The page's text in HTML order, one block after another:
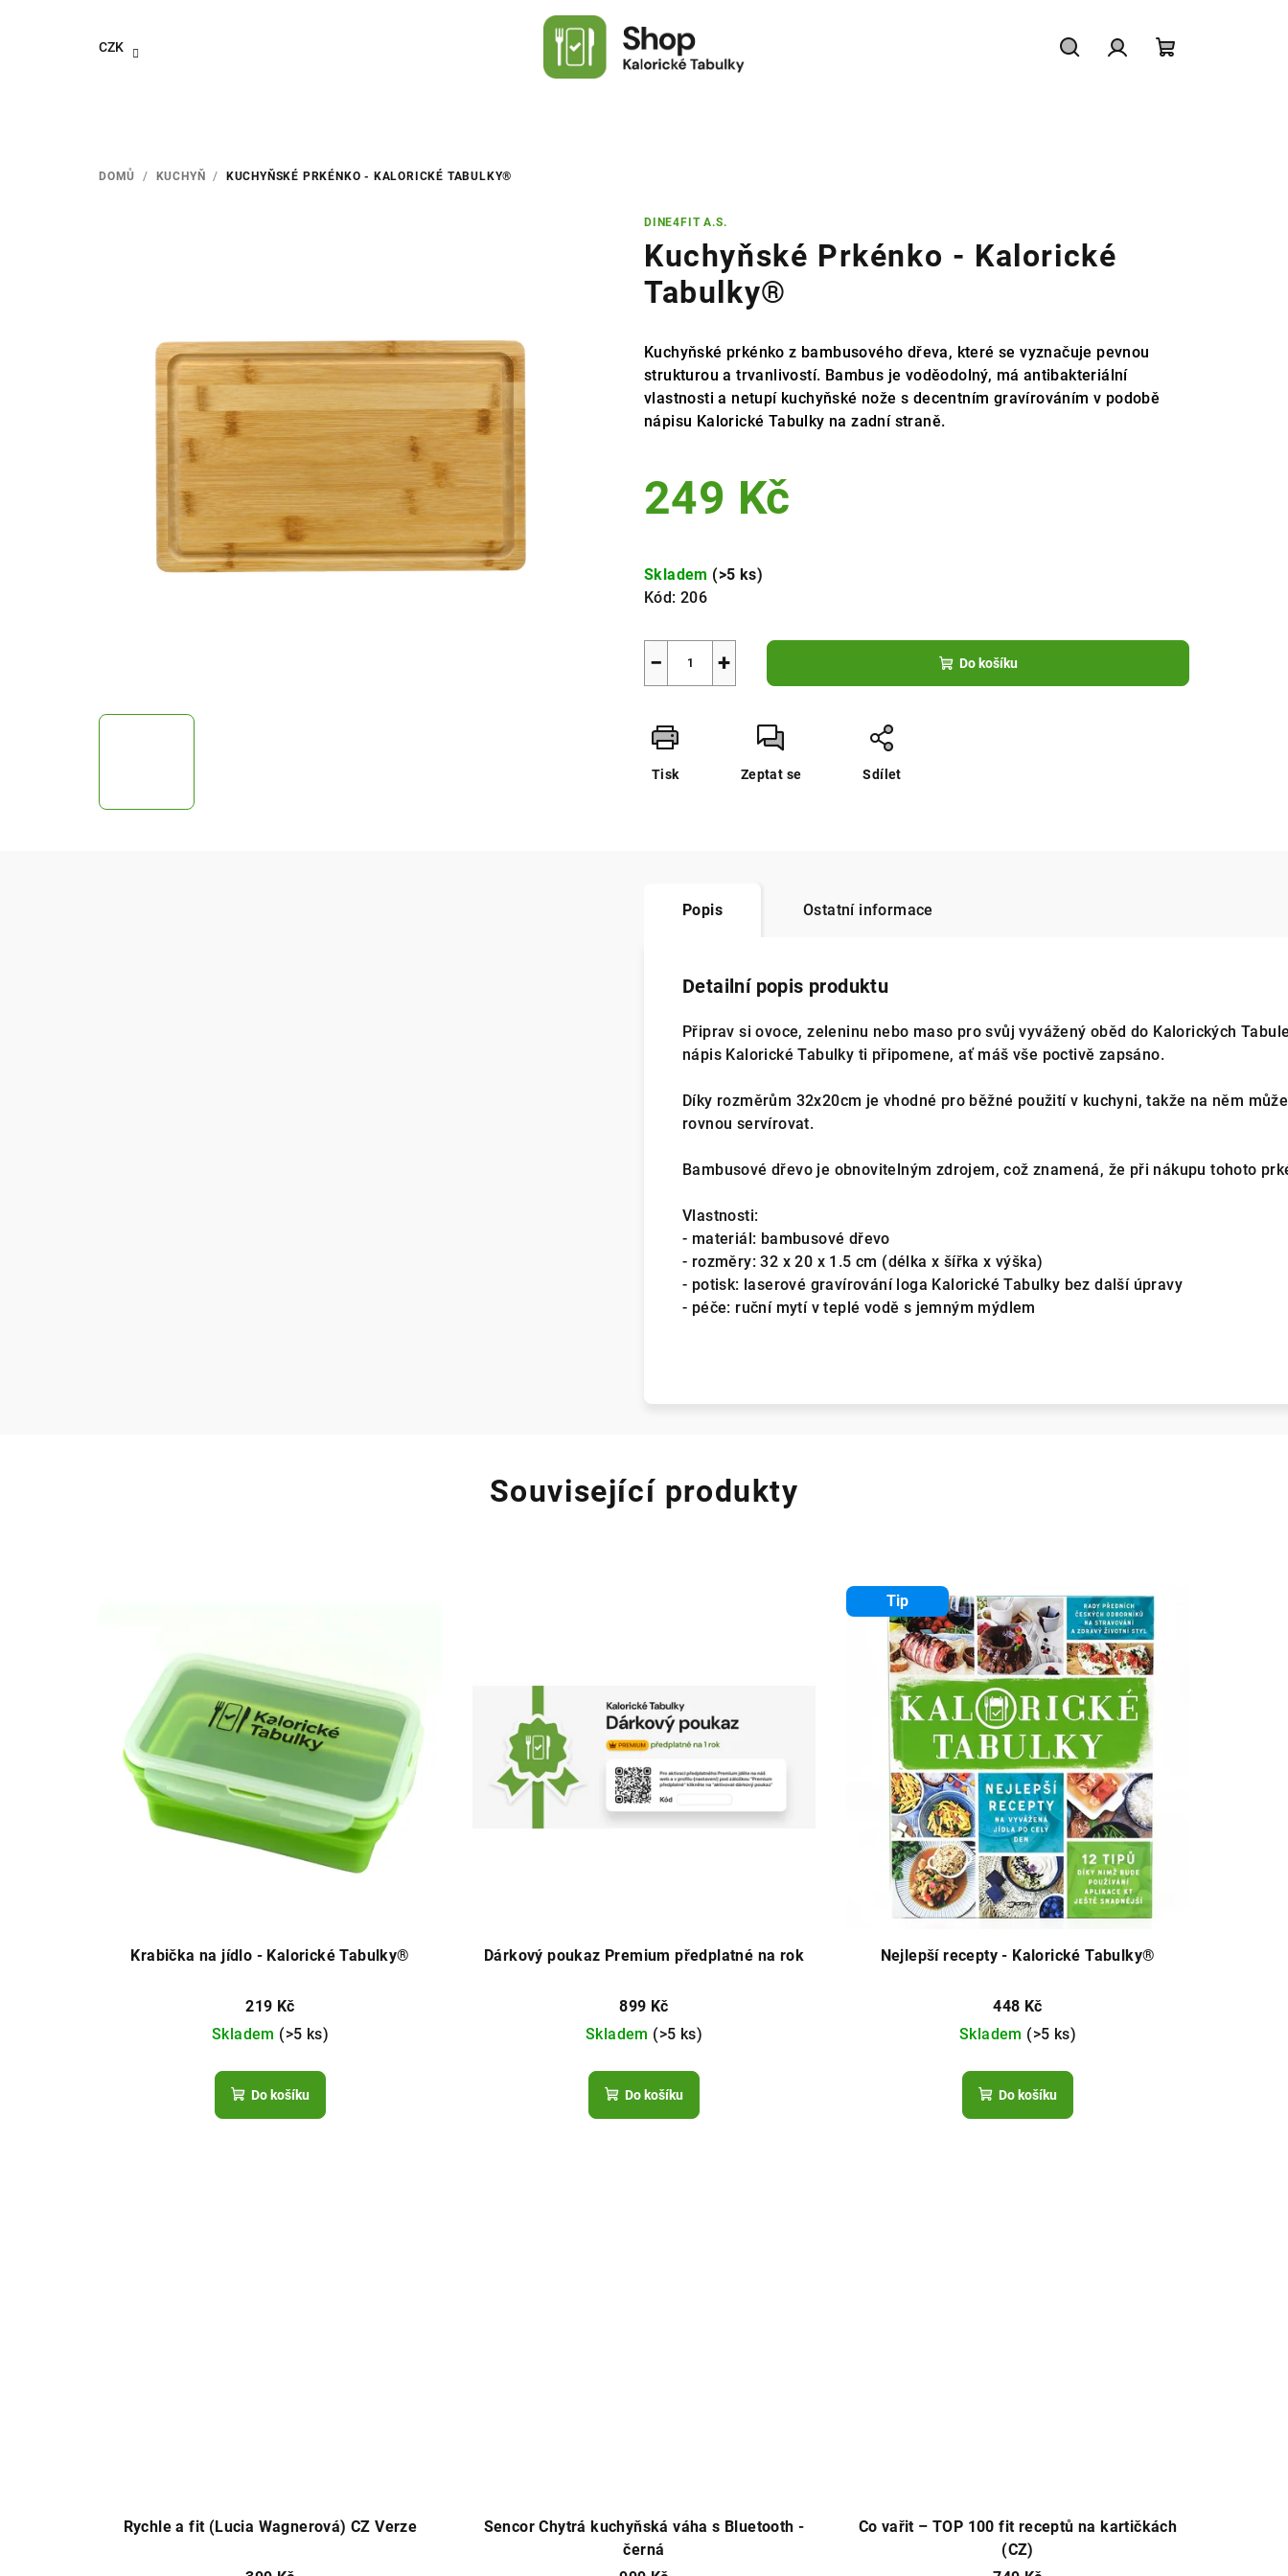
CZK
DOMŮ / KUCHYŇ / KUCHYŇSKÉ PRKÉNKO - KALORICKÉ TABULKY®
DINE4FIT A.S.
Kuchyňské Prkénko - Kalorické
Tabulky®
Kuchyňské prkénko z bambusového dřeva, které se vyznačuje pevnou
strukturou a trvanlivostí. Bambus je voděodolný, má antibakteriální
vlastnosti a netupí kuchyňské nože s decentním gravírováním v podobě
nápisu Kalorické Tabulky na zadní straně.
249 Kč
cena:
Skladem (>5 ks)
Kód: 206
+
− Do košíku
Tisk Zeptat se Sdílet
Popis Ostatní informace
Detailní popis produktu
Připrav si ovoce, zeleninu nebo maso pro svůj vyvážený oběd do Kalorických
nápis Kalorické Tabulky ti připomene, ať máš vše poctivě zapsáno.
Díky rozměrům 32x20cm je vhodné pro běžné použití v kuchyni, takže na něm
rovnou servírovat.
Bambusové dřevo je obnovitelným zdrojem, což znamená, že při nákupu tohoto
Vlastnosti:
- materiál: bambusové dřevo
- rozměry: 32 x 20 x 1.5 cm (délka x šířka x výška)
- potisk: laserové gravírování loga Kalorické Tabulky bez další úpravy
- péče: ruční mytí v teplé vodě s jemným mýdlem
Související produkty
Krabička na jídlo - Kalorické Tabulky®
219 Kč
Skladem (>5 ks)
Do košíku
Dárkový poukaz Premium předplatné na rok
899 Kč
Skladem (>5 ks)
Do košíku
Tip
Nejlepší recepty - Kalorické Tabulky®
448 Kč
Skladem (>5 ks)
Do košíku
Rychle a fit (Lucia Wagnerová) CZ Verze
Sencor Chytrá kuchyňská váha s Bluetooth -
černá
Co vařit – TOP 100 fit receptů na kartičkách
(CZ)